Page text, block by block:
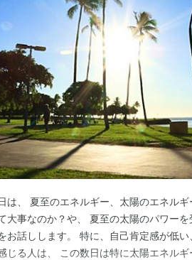
は、 夏至のエネルギー、太陽のエネル
大事なのか？や、 夏至の太陽のパワー
お話しします。 特に、自己肯定感が低
じる人は、 この数日は特に太陽エネル